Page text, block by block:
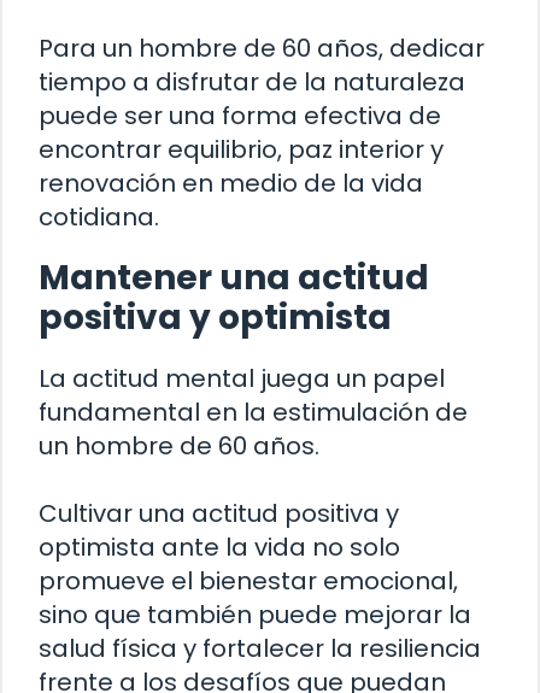
Para un hombre de 60 años, dedicar
tiempo a disfrutar de la naturaleza
puede ser una forma efectiva de
encontrar equilibrio, paz interior y
renovación en medio de la vida
cotidiana.
Mantener una actitud
positiva y optimista
La actitud mental juega un papel
fundamental en la estimulación de
un hombre de 60 años.
Cultivar una actitud positiva y
optimista ante la vida no solo
promueve el bienestar emocional,
sino que también puede mejorar la
salud física y fortalecer la resiliencia
frente a los desafíos que puedan